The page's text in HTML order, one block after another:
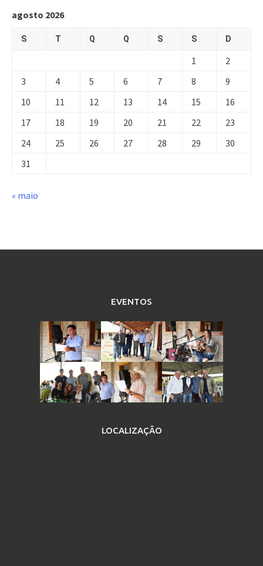
agosto 2026
S T Q Q S S D
1
2
3
4 5 6 7 8
9
10
11 12 13 14 15
16
17
18 19 20 21 22
23
24
25 26 27 28 29
30
31
« maio
EVENTOS
LOCALIZAÇÃO